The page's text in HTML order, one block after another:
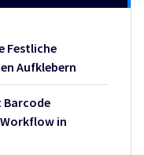
Festliche
Aufklebern
Barcode
in